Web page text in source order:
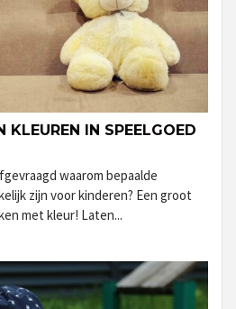
KLEUREN IN SPEELGOED
waarom bepaalde
zijn voor kinderen? Een groot
met kleur! Laten...